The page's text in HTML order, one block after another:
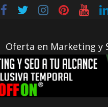
Oferta en Marketing y